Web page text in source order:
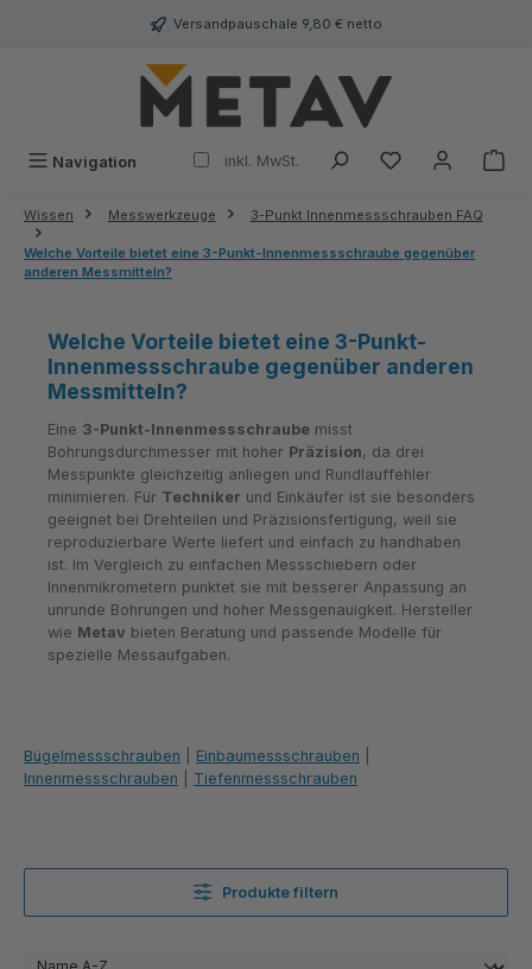
Versandpauschale 9,80 € netto
Navigation inkl. MwSt.
Wissen Messwerkzeuge 3-Punkt Innenmessschrauben FAQ
Welche Vorteile bietet eine 3-Punkt-Innenmessschraube gegenüber
anderen Messmitteln?
Welche Vorteile bietet eine 3-Punkt-
Innenmessschraube gegenüber anderen
Messmitteln?
Eine 3-Punkt-Innenmessschraube misst
Bohrungsdurchmesser mit hoher Präzision, da drei
Messpunkte gleichzeitig anliegen und Rundlauffehler
minimieren. Für Techniker und Einkäufer ist sie besonders
geeignet bei Drehteilen und Präzisionsfertigung, weil sie
reproduzierbare Werte liefert und einfach zu handhaben
ist. Im Vergleich zu einfachen Messschiebern oder
Innenmikrometern punktet sie mit besserer Anpassung an
unrunde Bohrungen und hoher Messgenauigkeit. Hersteller
wie Metav bieten Beratung und passende Modelle für
spezielle Messaufgaben.
Bügelmessschrauben Einbaumessschrauben
Innenmessschrauben
Tiefenmessschrauben
Produkte filtern